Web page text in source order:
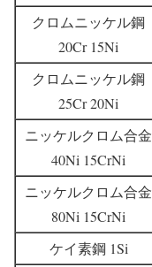
クロムニッケル鋼
20Cr 15Ni
クロムニッケル鋼
25Cr 20Ni
ニッケルクロム合金
40Ni 15CrNi
ニッケルクロム合金
80Ni 15CrNi
ケイ素鋼 1Si